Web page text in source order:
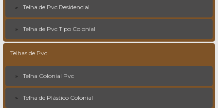
Telha de Pvc Residencial
Telha de Pvc Tipo Colonial
Telhas de Pvc
Telha Colonial Pvc
Telha de Plástico Colonial